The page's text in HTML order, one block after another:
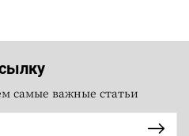
самые важные статьи